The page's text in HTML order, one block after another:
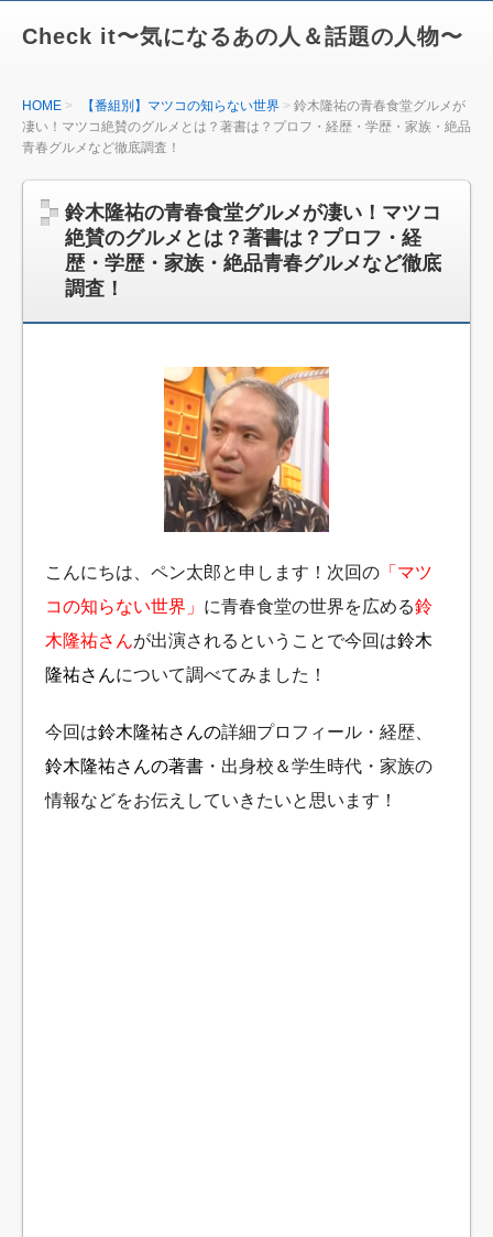
Check it〜気になるあの人＆話題の人物〜
HOME 【番組別】マツコの知らない世界
鈴木隆祐の青春食堂グルメが
凄い！マツコ絶賛のグルメとは？著書は？プロフ・経歴・学歴・家族・絶品
青春グルメなど徹底調査！
鈴木隆祐の青春食堂グルメが凄い！マツコ
絶賛のグルメとは？著書は？プロフ・経
歴・学歴・家族・絶品青春グルメなど徹底
調査！
こんにちは、ペン太郎と申します！次回の 「マツ
コの知らない世界」 に青春食堂の世界を広める鈴
木隆祐さんが出演されるということで今回は鈴木
隆祐さんについて調べてみました！
今回は鈴木隆祐さんの詳細プロフィール・経歴、
鈴木隆祐さんの著書 ・出身校＆学生時代・家族の
情報などをお伝えしていきたいと思います！